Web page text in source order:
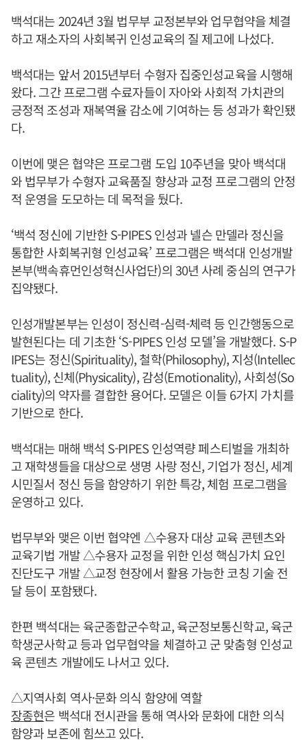
백석대는 2024년 3월 법무부 교정본부와 업무협약을 체결
하고 재소자의 사회복귀 인성교육의 질 제고에 나섰다.
백석대는 앞서 2015년부터 수형자 집중인성교육을 시행해
왔다. 그간 프로그램 수료자들이 자아와 사회적 가치관의
긍정적 조성과 재복역율 감소에 기여하는 등 성과가 확인됐
다.
이번에 맺은 협약은 프로그램 도입 10주년을 맞아 백석대
와 법무부가 수형자 교육품질 향상과 교정 프로그램의 안정
적 운영을 도모하는 데 목적을 뒀다.
‘백석 정신에 기반한 S-PIPES 인성과 넬슨 만델라 정신을
통합한 사회복귀형 인성교육’ 프로그램은 백석대 인성개발
본부(백속휴먼인성혁신사업단)의 30년 사례 중심의 연구가
집약됐다.
인성개발본부는 인성이 정신력-심력-체력 등 인간행동으로
발현된다는 데 기초한 ‘S-PIPES 인성 모델’을 개발했다. S-P
IPES는 정신(Spirituality), 철학(Philosophy), 지성(Intellec
tuality), 신체(Physicality), 감성(Emotionality), 사회성(So
ciality)의 약자를 결합한 용어다. 모델은 이들 6가지 가치를
기반으로 한다.
백석대는 매해 백석 S-PIPES 인성역량 페스티벌을 개최하
고 재학생들을 대상으로 생명 사랑 정신, 기업가 정신, 세계
시민질서 정신 등을 함양하기 위한 특강, 체험 프로그램을
운영하고 있다.
법무부와 맺은 이번 협약엔 △수용자 대상 교육 콘텐츠와
교육기법 개발 △수용자 교정을 위한 인성 핵심가치 요인
진단도구 개발 △교정 현장에서 활용 가능한 코칭 기술 전
달 등이 포함됐다.
한편 백석대는 육군종합군수학교, 육군정보통신학교, 육군
학생군사학교 등과 업무협약을 체결하고 군 맞춤형 인성교
육 콘텐츠 개발에도 나서고 있다.
△지역사회 역사·문화 의식 함양에 역할
장종현은 백석대 전시관을 통해 역사와 문화에 대한 의식
함양과 보존에 힘쓰고 있다.